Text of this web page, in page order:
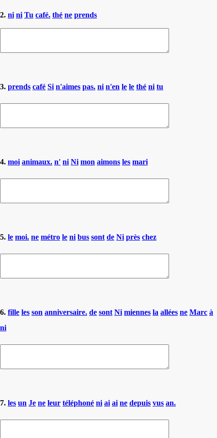
2. ni ni Tu café. thé ne prends
3. prends café Si n'aimes pas. ni n'en le le thé ni tu
4. moi animaux. n' ni Ni mon aimons les mari
5. le moi. ne métro le ni bus sont de Ni près chez
6. fille les son anniversaire. de sont Ni miennes la allées ne Marc à
ni
7. les un Je ne leur téléphoné ni ai ai ne depuis vus an.